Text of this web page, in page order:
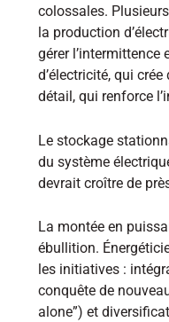
colossales.
la production
gérer l’intermittence
d’électricité, qui
détail, qui renforce
Le stockage
du système
devrait croître de
La montée en
ébullition.
les initiatives :
conquête de
alone”) et